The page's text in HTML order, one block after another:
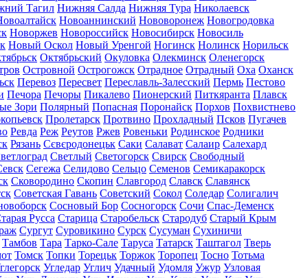
Тагил Нижняя Салда Нижняя Тура Николаевск
Новоаннинский Нововоронеж Новогродовка
Новоржев Новороссийск Новосибирск Новосиль
Новый Оскол Новый Уренгой Ногинск Нолинск Норильск
Октябрьский Окуловка Олекминск Оленегорск
Островной Острогожск Отрадное Отрадный Оха Оханск
Перевоз Пересвет Переславль-Залесский Пермь Пестово
Печора Печоры Пикалево Пионерский Питкяранта Плавск
Зори Полярный Попасная Поронайск Порхов Похвистнево
Пролетарск Протвино Прохладный Псков Пугачев
Ревда Реж Реутов Ржев Ровеньки Родинское Родники
Рязань Сєвєродонецьк Саки Салават Салаир Салехард
Светлый Светогорск Свирск Свободный
Сегежа Селидово Сельцо Семенов Семикаракорск
Сковородино Скопин Славгород Славск Славянск
Советская Гавань Советский Сокол Соледар Солигалич
Сосновый Бор Сосногорск Сочи Спас-Деменск
Русса Старица Старобельск Стародуб Старый Крым
Сургут Суровикино Сурск Сусуман Сухиничи
Тамбов Тара Тарко-Сале Таруса Татарск Таштагол Тверь
Томск Топки Торецьк Торжок Торопец Тосно Тотьма
Угледар Углич Удачный Удомля Ужур Узловая